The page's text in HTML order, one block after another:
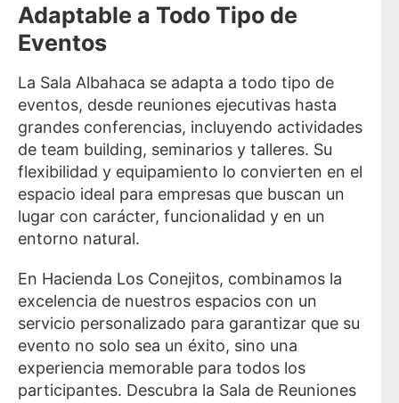
Adaptable a Todo Tipo de
Eventos
La Sala Albahaca se adapta a todo tipo de
eventos, desde reuniones ejecutivas hasta
grandes conferencias, incluyendo actividades
de team building, seminarios y talleres. Su
flexibilidad y equipamiento lo convierten en el
espacio ideal para empresas que buscan un
lugar con carácter, funcionalidad y en un
entorno natural.
En Hacienda Los Conejitos, combinamos la
excelencia de nuestros espacios con un
servicio personalizado para garantizar que su
evento no solo sea un éxito, sino una
experiencia memorable para todos los
participantes. Descubra la Sala de Reuniones